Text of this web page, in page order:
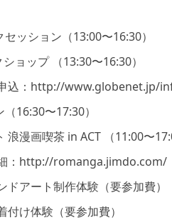
ッション（13:00〜16:30）
ョップ （13:30〜16:30）
込：http://www.globenet.jp/
16:30〜17:30）
浪漫画喫茶 in ACT （11:00〜
：http://romanga.jimdo.com/
ドアート制作体験（要参加費）
付け体験（要参加費）